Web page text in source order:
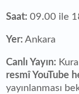
Saat: 09.00 ile
Yer: Ankara
Canlı Yayın:
resmî YouTube
yayınlanması